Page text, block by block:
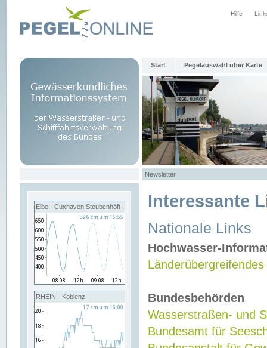
Hilfe
Start Pegelauswahl über Karte
Newsletter
Elbe - Cuxhaven Steubenhöft
RHEIN - Koblenz
Interessante
Nationale Links
Hochwasser-
Bundesbehörden
Wasserstraßen- und
Bundesamt für